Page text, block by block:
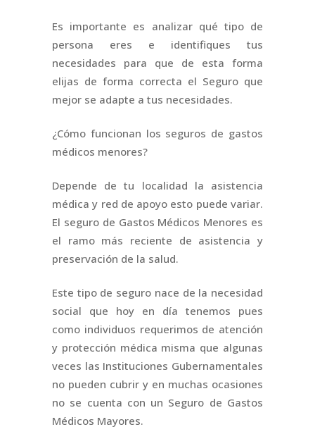
Es importante es analizar qué tipo de
persona eres e identifiques tus
necesidades para que de esta forma
elijas de forma correcta el Seguro que
mejor se adapte a tus necesidades.
¿Cómo funcionan los seguros de gastos
médicos menores?
Depende de tu localidad la asistencia
médica y red de apoyo esto puede variar.
El seguro de Gastos Médicos Menores es
el ramo más reciente de asistencia y
preservación de la salud.
Este tipo de seguro nace de la necesidad
social que hoy en día tenemos pues
como individuos requerimos de atención
y protección médica misma que algunas
veces las Instituciones Gubernamentales
no pueden cubrir y en muchas ocasiones
no se cuenta con un Seguro de Gastos
Médicos Mayores.